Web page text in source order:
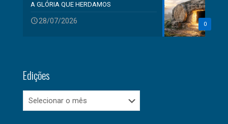
0
A GLÓRIA QUE HERDAMOS
28/07/2026
Edições
Edições